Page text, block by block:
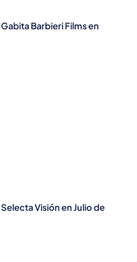
Barbieri Films en
Visión en Julio de